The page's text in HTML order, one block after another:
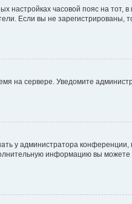
настройках часовой пояс на тот, в
Если вы не зарегистрированы,
на сервере. Уведомите
у администратора конференции,
информацию вы можете